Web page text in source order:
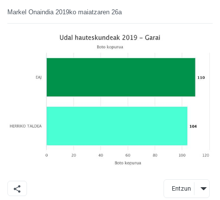
Markel Onaindia 2019ko maiatzaren 26a
Entzun